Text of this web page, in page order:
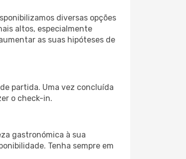
diversas opções
altos, especialmente
as suas hipóteses de
partida. Uma vez concluída
o check-in.
gastronómica à sua
Tenha sempre em